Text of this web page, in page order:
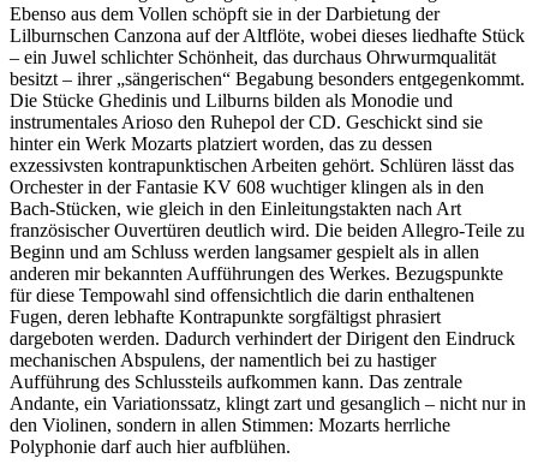
Ebenso aus dem Vollen schöpft sie in der Darbietung der
Lilburnschen Canzona auf der Altflöte, wobei dieses liedhafte Stück
– ein Juwel schlichter Schönheit, das durchaus Ohrwurmqualität
besitzt – ihrer „sängerischen“ Begabung besonders entgegenkommt.
Die Stücke Ghedinis und Lilburns bilden als Monodie und
instrumentales Arioso den Ruhepol der CD. Geschickt sind sie
hinter ein Werk Mozarts platziert worden, das zu dessen
exzessivsten kontrapunktischen Arbeiten gehört. Schlüren lässt das
Orchester in der Fantasie KV 608 wuchtiger klingen als in den
Bach-Stücken, wie gleich in den Einleitungstakten nach Art
französischer Ouvertüren deutlich wird. Die beiden Allegro-Teile zu
Beginn und am Schluss werden langsamer gespielt als in allen
anderen mir bekannten Aufführungen des Werkes. Bezugspunkte
für diese Tempowahl sind offensichtlich die darin enthaltenen
Fugen, deren lebhafte Kontrapunkte sorgfältigst phrasiert
dargeboten werden. Dadurch verhindert der Dirigent den Eindruck
mechanischen Abspulens, der namentlich bei zu hastiger
Aufführung des Schlussteils aufkommen kann. Das zentrale
Andante, ein Variationssatz, klingt zart und gesanglich – nicht nur in
den Violinen, sondern in allen Stimmen: Mozarts herrliche
Polyphonie darf auch hier aufblühen.